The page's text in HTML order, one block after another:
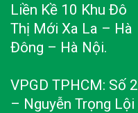
Liền Kề 10 Khu Đô
Thị Mới Xa La – Hà
Đông – Hà Nội.
VPGD TPHCM: Số 2
– Nguyễn Trọng Lội